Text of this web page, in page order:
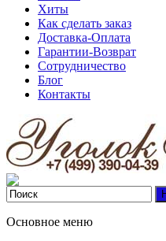
Хиты
Как сделать заказ
Доставка-Оплата
Гарантии-Возврат
Сотрудничество
Блог
Контакты
Основное меню